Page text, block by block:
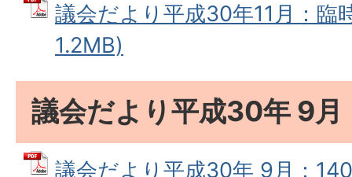
議会だより平成30年11月：臨
1.2MB)
議会だより平成30年 9
議会だより平成30年 9月：